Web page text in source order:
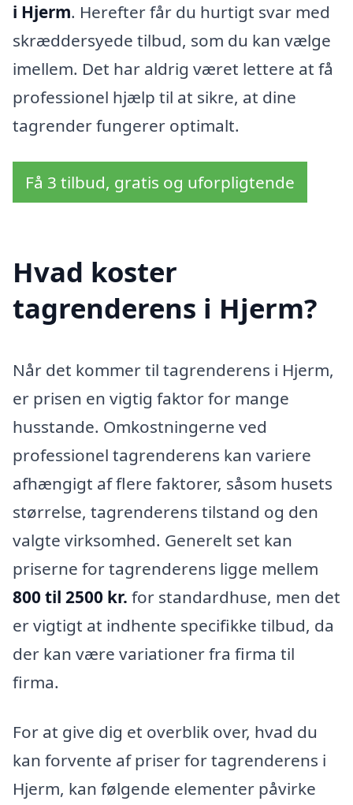
i Hjerm. Herefter får du hurtigt svar med
skræddersyede tilbud, som du kan vælge
imellem. Det har aldrig været lettere at få
professionel hjælp til at sikre, at dine
tagrender fungerer optimalt.
Få 3 tilbud, gratis og uforpligtende
Hvad koster
tagrenderens i Hjerm?
Når det kommer til tagrenderens i Hjerm,
er prisen en vigtig faktor for mange
husstande. Omkostningerne ved
professionel tagrenderens kan variere
afhængigt af flere faktorer, såsom husets
størrelse, tagrenderens tilstand og den
valgte virksomhed. Generelt set kan
priserne for tagrenderens ligge mellem
800 til 2500 kr. for standardhuse, men det
er vigtigt at indhente specifikke tilbud, da
der kan være variationer fra firma til
firma.
For at give dig et overblik over, hvad du
kan forvente af priser for tagrenderens i
Hjerm, kan følgende elementer påvirke